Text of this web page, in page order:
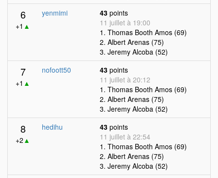
6
+1 ▲
yenmimi 43 points
11 juillet à 19:00
1. Thomas Booth Amos (69)
2. Albert Arenas (75)
3. Jeremy Alcoba (52)
7
+1 ▲
nofoott50 43 points
11 juillet à 20:12
1. Thomas Booth Amos (69)
2. Albert Arenas (75)
3. Jeremy Alcoba (52)
8
+2 ▲
hedihu 43 points
11 juillet à 22:54
1. Thomas Booth Amos (69)
2. Albert Arenas (75)
3. Jeremy Alcoba (52)